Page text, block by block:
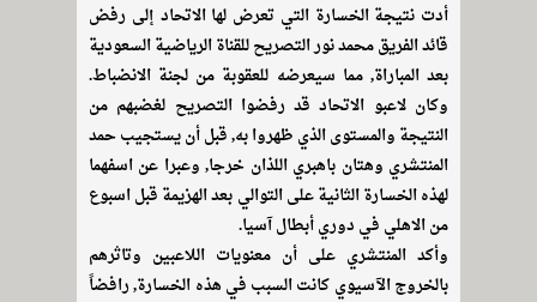
أدت نتيجة الخسارة التي تعرض لها الاتحاد إلى رفض
قائد الفريق محمد نور التصريح للقناة الرياضية السعودية
بعد المباراة, مما سيعرضه للعقوبة من لجنة الانضباط.
وكان لاعبو الاتحاد قد رفضوا التصريح لغضبهم من
النتيجة والمستوى الذي ظهروا به, قبل أن يستجيب حمد
المنتشري وهتان باهبري اللذان خرجا, وعبرا عن اسفهما
لهذه الخسارة الثانية على التوالي بعد الهزيمة قبل اسبوع
من الاهلي في دوري أبطال آسيا.
وأكد المنتشري على أن معنويات اللاعبين وتاثرهم
بالخروج الآسيوي كانت السبب في هذه الخسارة, رافضاً